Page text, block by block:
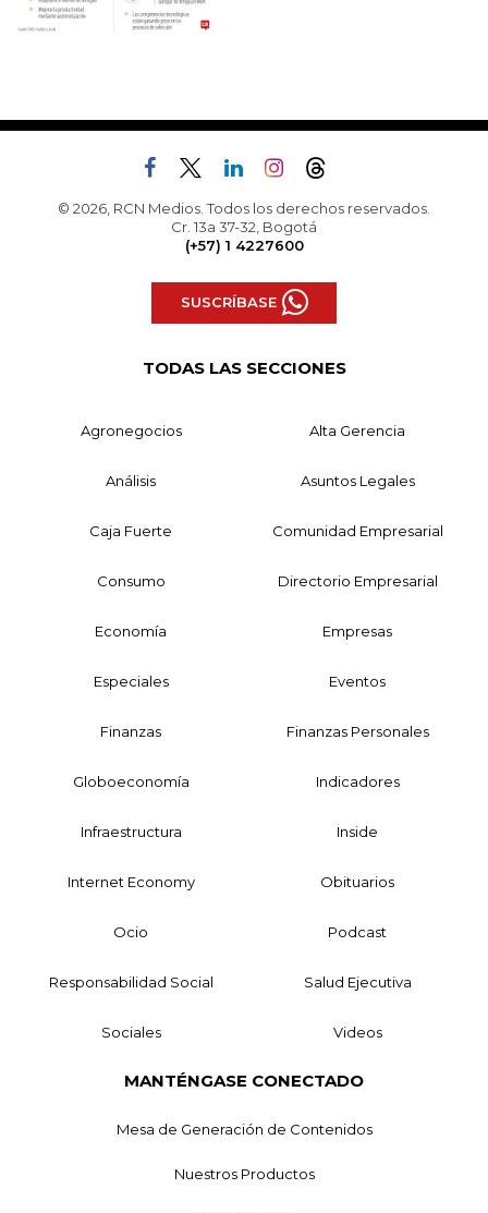
© 2026, RCN Medios. Todos los derechos reservados.
Cr. 13a 37-32, Bogotá
(+57) 1 4227600
SUSCRÍBASE
TODAS LAS SECCIONES
Agronegocios Alta Gerencia
Análisis Asuntos Legales
Caja Fuerte Comunidad Empresarial
Consumo Directorio Empresarial
Economía Empresas
Especiales Eventos
Finanzas Finanzas Personales
Globoeconomía Indicadores
Infraestructura Inside
Internet Economy Obituarios
Ocio Podcast
Responsabilidad Social Salud Ejecutiva
Sociales Videos
MANTÉNGASE CONECTADO
Mesa de Generación de Contenidos
Nuestros Productos